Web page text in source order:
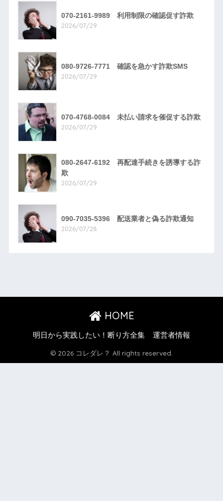
070-2161-9989 利用制限の確認促す詐欺
2026/07/29
080-9726-7771 確認を急かす詐欺SMS
2026/07/29
070-4768-0084 未払い請求を催促する詐欺
2026/07/29
080-2647-6192 再配達手続きを誘導する詐
欺
2026/07/29
090-7035-5396 配送業者と偽る詐欺通知
2026/07/28
HOME
明日から実践したい！断り方全集 運営者情報
© 2026 コレダレ？ All rights reserved.